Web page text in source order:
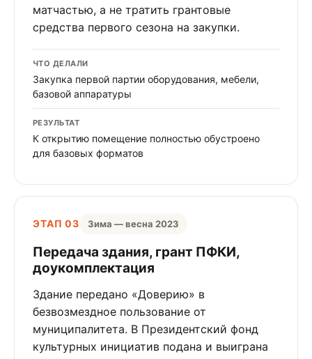
матчастью, а не тратить грантовые
средства первого сезона на закупки.
ЧТО ДЕЛАЛИ
Закупка первой партии оборудования, мебели,
базовой аппаратуры
РЕЗУЛЬТАТ
К открытию помещение полностью обустроено
для базовых форматов
ЭТАП 03 Зима — весна 2023
Передача здания, грант ПФКИ,
доукомплектация
Здание передано «Доверию» в
безвозмездное пользование от
муниципалитета. В Президентский фонд
культурных инициатив подана и выиграна